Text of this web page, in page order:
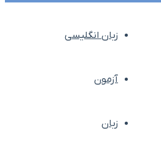
زبان انگلیسی
آزمون
زبان